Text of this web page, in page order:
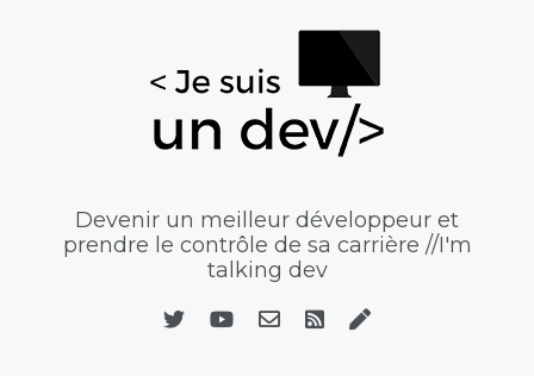
Devenir un meilleur développeur et
prendre le contrôle de sa carrière //I'm
talking dev